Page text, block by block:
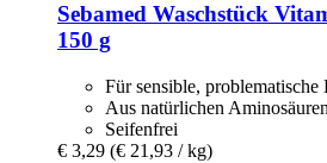
Sebamed Waschstück
150 g
Für sensible, problematische
Aus natürlichen Aminosäuren
Seifenfrei
€ 3,29 (€ 21,93 / kg)